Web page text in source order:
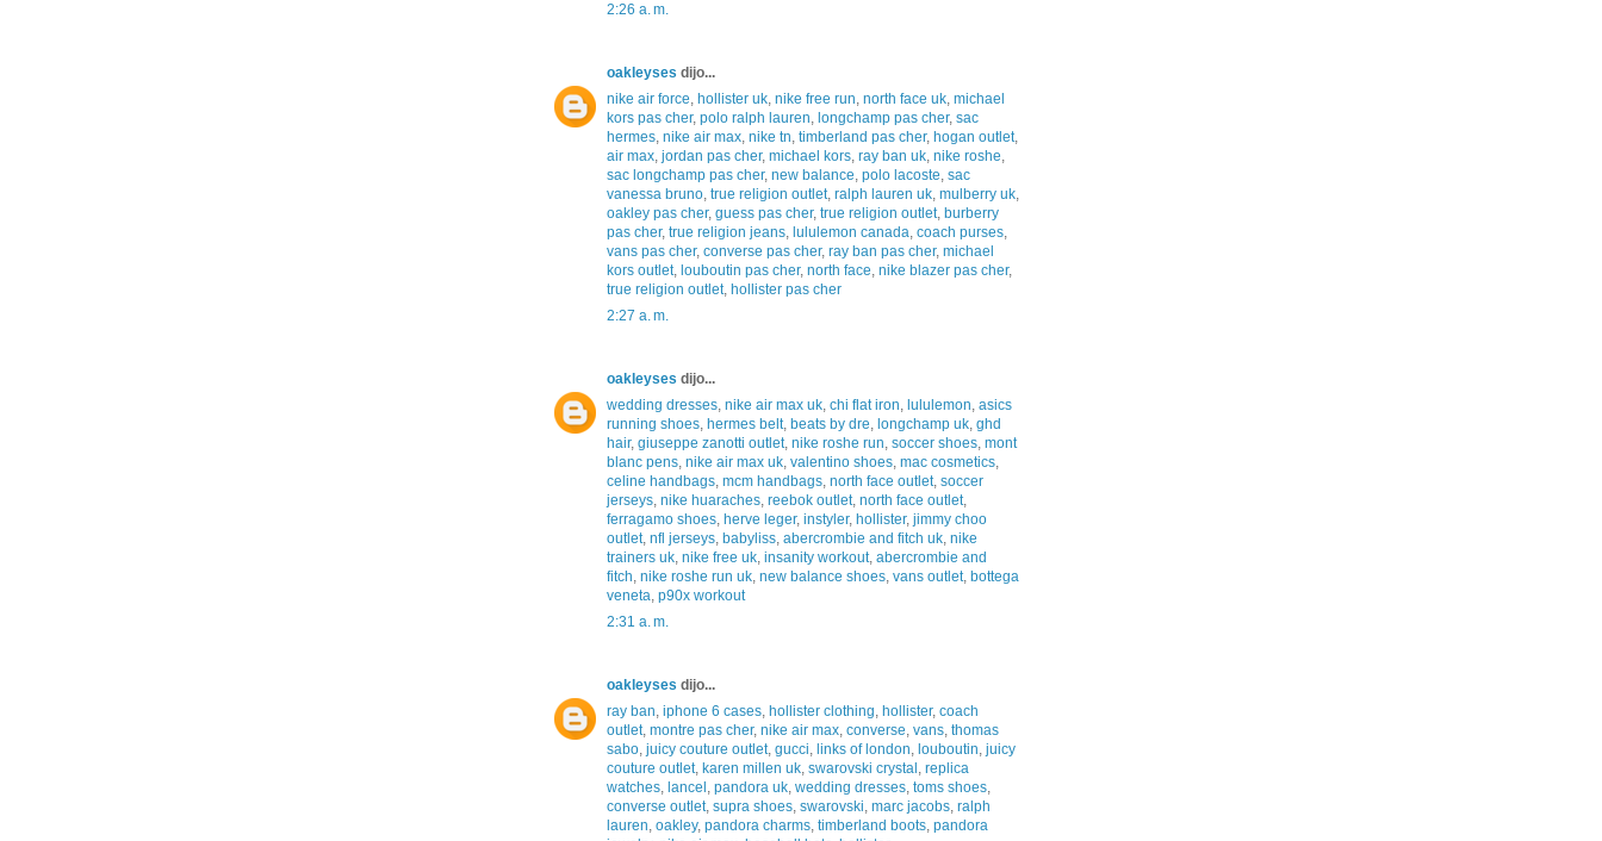
2:26 a. m.
oakleyses dijo...
nike air force, hollister uk, nike free run, north face uk, michael
kors pas cher, polo ralph lauren, longchamp pas cher, sac
hermes, nike air max, nike tn, timberland pas cher, hogan outlet,
air max, jordan pas cher, michael kors, ray ban uk, nike roshe,
sac longchamp pas cher, new balance, polo lacoste, sac
vanessa bruno, true religion outlet, ralph lauren uk, mulberry uk,
oakley pas cher, guess pas cher, true religion outlet, burberry
pas cher, true religion jeans, lululemon canada, coach purses,
vans pas cher, converse pas cher, ray ban pas cher, michael
kors outlet, louboutin pas cher, north face, nike blazer pas cher,
true religion outlet, hollister pas cher
2:27 a. m.
oakleyses dijo...
wedding dresses, nike air max uk, chi flat iron, lululemon, asics
running shoes, hermes belt, beats by dre, longchamp uk, ghd
hair, giuseppe zanotti outlet, nike roshe run, soccer shoes, mont
blanc pens, nike air max uk, valentino shoes, mac cosmetics,
celine handbags, mcm handbags, north face outlet, soccer
jerseys, nike huaraches, reebok outlet, north face outlet,
ferragamo shoes, herve leger, instyler, hollister, jimmy choo
outlet, nfl jerseys, babyliss, abercrombie and fitch uk, nike
trainers uk, nike free uk, insanity workout, abercrombie and
fitch, nike roshe run uk, new balance shoes, vans outlet, bottega
veneta, p90x workout
2:31 a. m.
oakleyses dijo...
ray ban, iphone 6 cases, hollister clothing, hollister, coach
outlet, montre pas cher, nike air max, converse, vans, thomas
sabo, juicy couture outlet, gucci, links of london, louboutin, juicy
couture outlet, karen millen uk, swarovski crystal , replica
watches, lancel , pandora uk, wedding dresses, toms shoes,
converse outlet, supra shoes, swarovski, marc jacobs, ralph
lauren, oakley, pandora charms, timberland boots, pandora